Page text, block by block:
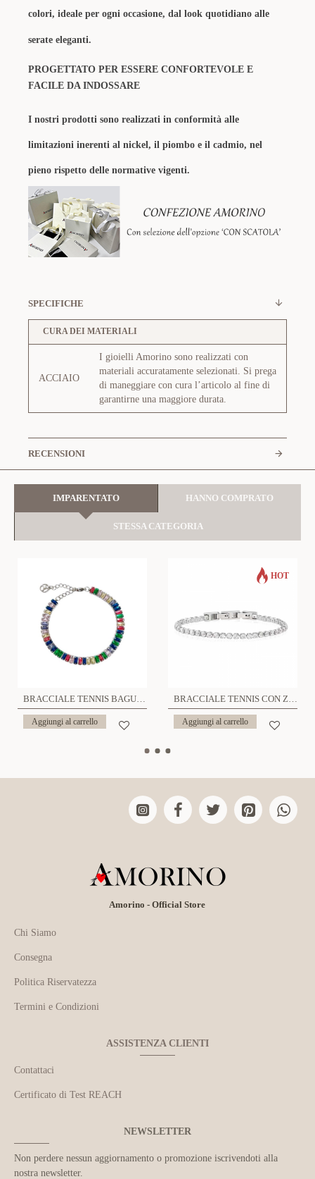
colori, ideale per ogni occasione, dal look quotidiano alle
serate eleganti.
PROGETTATO PER ESSERE CONFORTEVOLE E
FACILE DA INDOSSARE
I nostri prodotti sono realizzati in conformità alle
limitazioni inerenti al nickel, il piombo e il cadmio, nel
pieno rispetto delle normative vigenti.
SPECIFICHE
CURA DEI MATERIALI
ACCIAIO
I gioielli Amorino sono realizzati con
materiali accuratamente selezionati. Si prega
di maneggiare con cura l’articolo al fine di
garantirne una maggiore durata.
RECENSIONI
IMPARENTATO HANNO COMPRATO
STESSA CATEGORIA
BRACCIALE TENNIS BAGUETTE - JN2280D163
Aggiungi al carrello
HOT
BRACCIALE TENNIS CON ZIRCONIA 3mm - JN21927736CD17
Aggiungi al carrello
Amorino - Official Store
Chi Siamo
Consegna
Politica Riservatezza
Termini e Condizioni
ASSISTENZA CLIENTI
Contattaci
Certificato di Test REACH
NEWSLETTER
Non perdere nessun aggiornamento o promozione iscrivendoti alla
nostra newsletter.